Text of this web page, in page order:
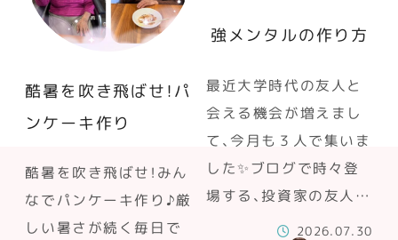
酷暑を吹き飛ばせ！パ
ンケーキ作り
酷暑を吹き飛ばせ！みん
なでパンケーキ作り♪厳
しい暑さが続く毎日で
強メンタルの作り方
最近大学時代の友人と
会える機会が増えまし
て、今月も３人で集いま
した✨ブログで時々登
場する、投資家の友人…
2026.07.30